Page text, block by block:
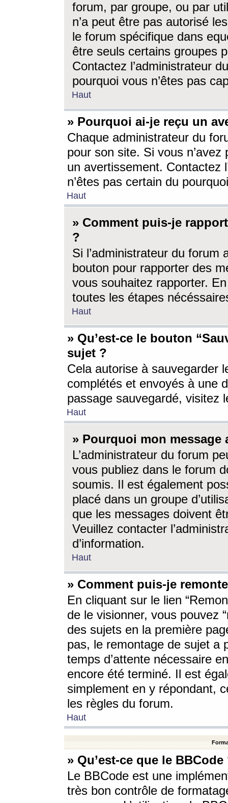
forum, par groupe, ou par
n’a peut être pas autorisé
le forum spécifique dans
être seuls certains groupes
Contactez l’administrateur
pourquoi vous n’êtes pas
Haut
» Pourquoi ai-je reçu un
Chaque administrateur du
pour son site. Si vous
un avertissement. Contactez
n’êtes pas certain du
Haut
» Comment puis-je
?
Si l’administrateur du forum
bouton pour rapporter des
vous souhaitez rapporter.
toutes les étapes
Haut
» Qu’est-ce le bouton
sujet ?
Cela autorise à sauvegarder
complétés et envoyés à une
passage sauvegardé, visitez
Haut
» Pourquoi mon message
L’administrateur du forum
vous publiez dans le forum
soumis. Il est également
placé dans un groupe
que les messages doivent
Veuillez contacter
d’information.
Haut
» Comment puis-je
En cliquant sur le lien
de le visionner, vous pouvez
des sujets en la première
pas, le remontage de sujet a
temps d’attente nécessaire
encore été terminé. Il est
simplement en y répondant,
les règles du forum.
Haut
» Qu’est-ce que le BBCode
Le BBCode est une
très bon contrôle de